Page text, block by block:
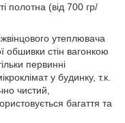
полотна (від 700 гр/
утеплювача
обшивки стін вагонкою
первинні
у будинку, т.к.
чистий,
багаття та